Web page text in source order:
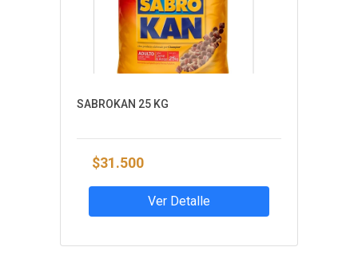
SABROKAN 25 KG
$31.500
Ver Detalle